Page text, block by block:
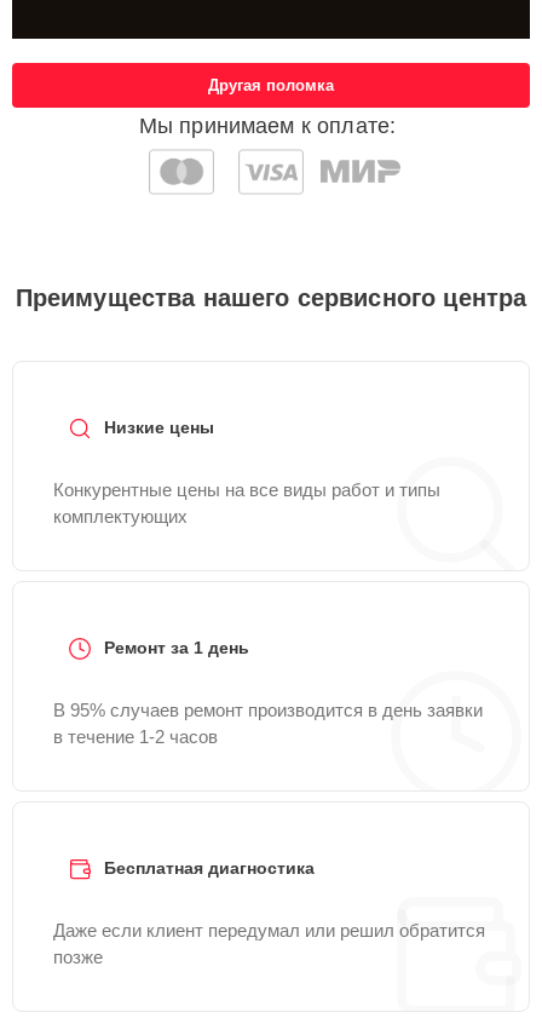
Мы принимаем к оплате:
Другая поломка
Преимущества нашего сервисного центра
Низкие цены
Конкурентные цены на все виды работ и типы
комплектующих
Ремонт за 1 день
В 95% случаев ремонт производится в день заявки
в течение 1-2 часов
Бесплатная диагностика
Даже если клиент передумал или решил обратится
позже